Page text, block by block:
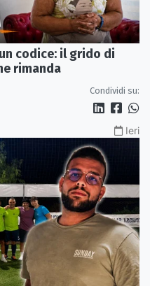
codice: il grido di
rimanda
Condividi su:
Ieri